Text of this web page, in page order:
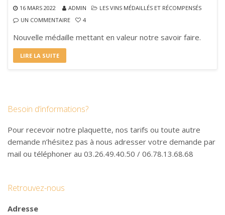
16 MARS 2022 ADMIN
LES VINS MÉDAILLÉS ET RÉCOMPENSÉS
UN COMMENTAIRE
4
Nouvelle médaille mettant en valeur notre savoir faire.
LIRE LA SUITE
Besoin d’informations?
Pour recevoir notre plaquette, nos tarifs ou toute autre
demande n’hésitez pas à nous adresser votre demande par
mail ou téléphoner au 03.26.49.40.50 / 06.78.13.68.68
Retrouvez-nous
Adresse